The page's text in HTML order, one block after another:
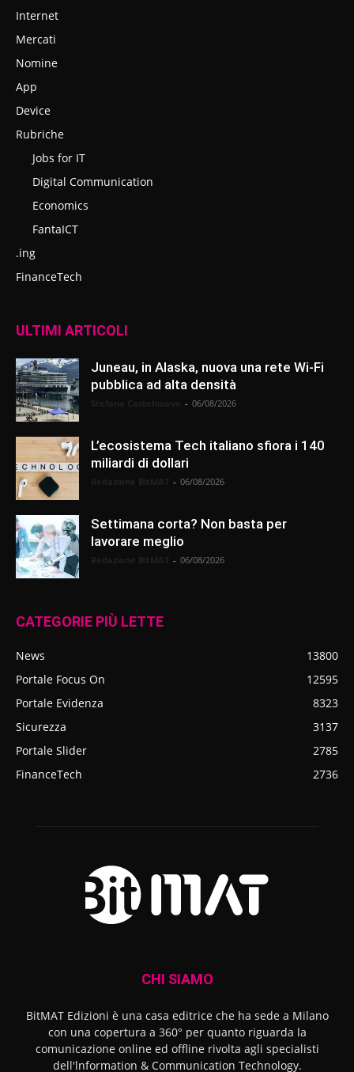
Internet
Mercati
Nomine
App
Device
Rubriche
Jobs for IT
Digital Communication
Economics
FantaICT
.ing
FinanceTech
ULTIMI ARTICOLI
Juneau, in Alaska, nuova una rete Wi-Fi
pubblica ad alta densità
- 06/08/2026
L’ecosistema Tech italiano sfiora i 140
miliardi di dollari
- 06/08/2026
Settimana corta? Non basta per
lavorare meglio
- 06/08/2026
CATEGORIE PIÙ LETTE
News
13800
Portale Focus On
12595
Portale Evidenza
8323
Sicurezza
3137
Portale Slider
2785
FinanceTech
2736
CHI SIAMO
BitMAT Edizioni è una casa editrice che ha sede a Milano
con una copertura a 360° per quanto riguarda la
comunicazione online ed offline rivolta agli specialisti
dell'lnformation & Communication Technology.